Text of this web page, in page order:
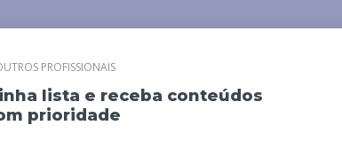
PROFISSIONAIS
lista e receba conteúdos
prioridade